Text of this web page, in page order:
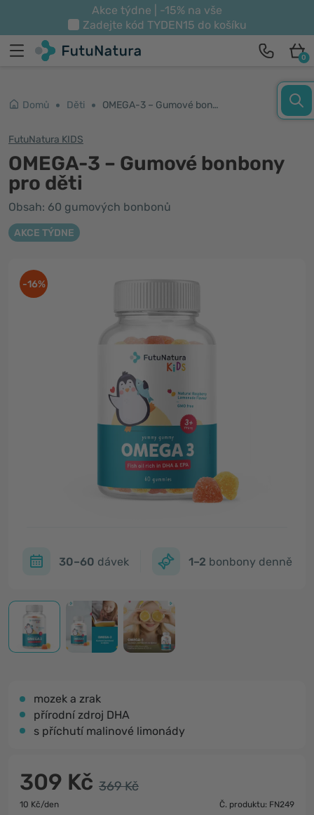
Akce týdne | -15% na vše
Zadejte kód TYDEN15 do košíku
0
Domů Děti OMEGA-3 – Gumové bonbony pro děti
FutuNatura KIDS
OMEGA-3 – Gumové bonbony
pro děti
Obsah: 60 gumových bonbonů
AKCE TÝDNE
-16%
30–60 dávek 1–2 bonbony denně
mozek a zrak
přírodní zdroj DHA
s příchutí malinové limonády
309 Kč 369 Kč
10 Kč/den
Č. produktu: FN249